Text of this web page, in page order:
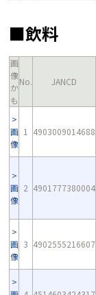
■飲料
画
像
か
も
No. JANCD
画
像
1 4903009014688
画
像
2 4901777380004
画
像
3 4902555216607